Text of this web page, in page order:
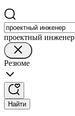
проектный инженер
Резюме
Найти